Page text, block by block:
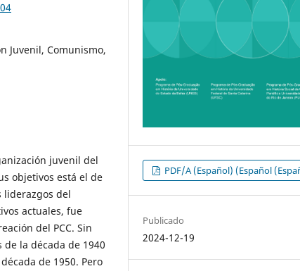
Juvenil, Comunismo,
juvenil del
objetivos está el de
liderazgos del
actuales, fue
del PCC. Sin
de la década de 1940
de 1950. Pero
PDF/A (Español) (Español
Publicado
2024-12-19